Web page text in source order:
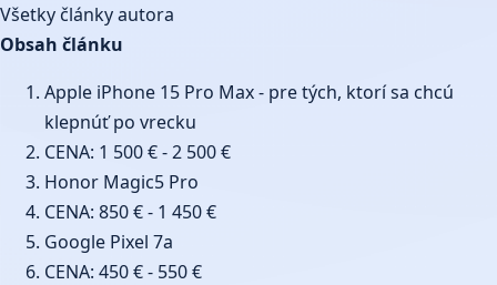
Všetky články autora
Obsah článku
Apple iPhone 15 Pro Max - pre tých, ktorí sa chcú
klepnúť po vrecku
CENA: 1 500 € - 2 500 €
Honor Magic5 Pro
CENA: 850 € - 1 450 €
Google Pixel 7a
CENA: 450 € - 550 €